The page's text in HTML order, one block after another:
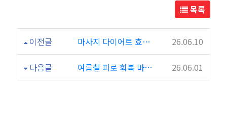
목록
이전글 마사지 다이어트 효과 있을까? 몸이 가벼워지는 관리법 26.06.10
다음글 여름철 피로 회복 마사지 팁? 몸을 풀어주는 방법 4가지 26.06.01